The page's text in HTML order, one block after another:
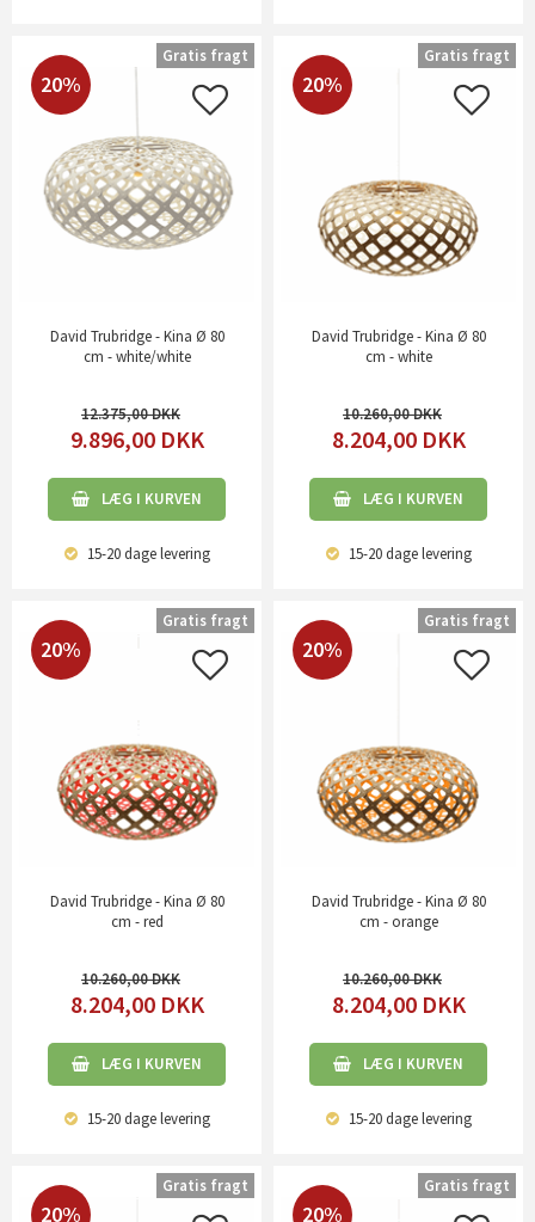
20%
David Trubridge - Kina Ø 80
cm - white/white
12.375,00
9.896,00 DKK
LÆG I KURVEN
15-20 dagelevering
Gratis fragt
20%
David Trubridge - Kina Ø 80
cm - white
10.260,00
8.204,00 DKK
LÆG I KURVEN
15-20 dagelevering
Gratis fragt
20%
David Trubridge - Kina Ø 80
cm - red
10.260,00
8.204,00 DKK
LÆG I KURVEN
15-20 dagelevering
Gratis fragt
20%
David Trubridge - Kina Ø 80
cm - orange
10.260,00
8.204,00 DKK
LÆG I KURVEN
15-20 dagelevering
Gratis fragt
20%
Gratis fragt
20%
Gratis fragt